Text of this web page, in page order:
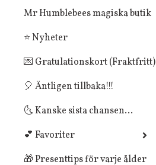
Mr Humblebees magiska butik
⭐ Nyheter
💌 Gratulationskort (Fraktfritt)
🎈 Äntligen tillbaka!!!
🌜 Kanske sista chansen...
💕 Favoriter
🎁 Presenttips för varje ålder